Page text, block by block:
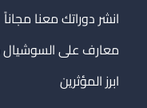
انشر دوراتك معنا مجاناً
معارف على السوشيال
ابرز المؤثرين